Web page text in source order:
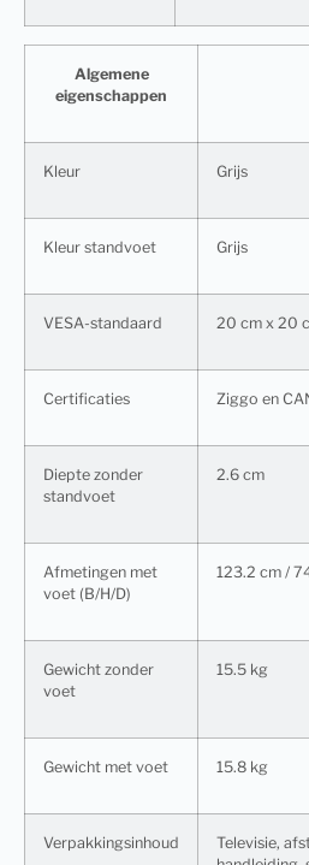
Algemene
eigenschappen
Kleur Grijs
Kleur standvoet Grijs
VESA-standaard 20 cm x 20
Certificaties Ziggo en
Diepte zonder
standvoet
2.6 cm
Afmetingen met
voet (B/H/D)
123.2 cm /
Gewicht zonder
voet
15.5 kg
Gewicht met voet 15.8 kg
Verpakkingsinhoud
Televisie,